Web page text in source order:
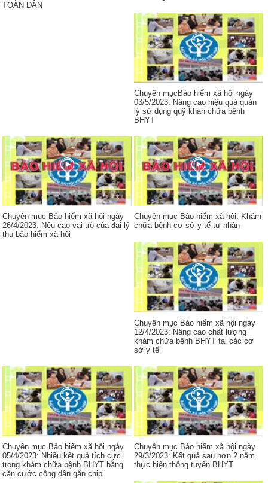
TOÀN DÂN
Chuyên mụcBảo hiểm xã hội ngày
03/5/2023: Nâng cao hiệu quả quản
lý sử dụng quỹ khán chữa bệnh
BHYT
Chuyên mục Bảo hiểm xã hội ngày
26/4/2023: Nêu cao vai trò của đại lý
thu bảo hiểm xã hội
Chuyên mục Bảo hiểm xã hội: Khám
chữa bệnh cơ sở y tế tư nhân
Chuyên mục Bảo hiểm xã hội ngày
12/4/2023: Nâng cao chất lượng
khám chữa bệnh BHYT tại các cơ
sở y tế
Chuyên mục Bảo hiểm xã hội ngày
05/4/2023: Nhiều kết quả tích cực
trong khám chữa bệnh BHYT bằng
căn cước công dân gắn chip
Chuyên mục Bảo hiểm xã hội ngày
29/3/2023: Kết quả sau hơn 2 năm
thực hiện thông tuyến BHYT